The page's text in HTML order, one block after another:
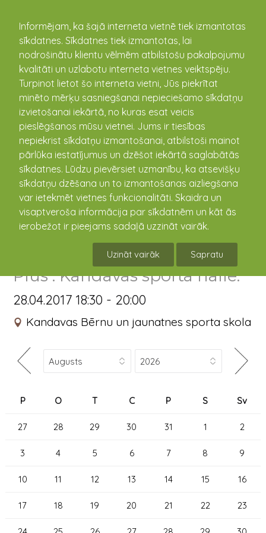
Informējam, ka šajā interneta vietnē tiek izmantotas
sīkdatnes. Sīkdatnes tiek izmantotas, lai
nodrošinātu klientu vēlmēm atbilstošu pakalpojumu
kvalitāti un uzlabotu interneta vietnes veiktspēju.
Turpinot lietot šo interneta vietni, Jūs piekrītat
minēto mērķu sasniegšanai nepieciešamo sīkdatņu
izvietošanai iekārtā, no kuras esat veicis
pieslēgšanos mūsu vietnei. Jums ir tiesības
nepiekrist sīkdatņu izmantošanai, atbilstoši mainot
pārlūka iestatījumus un dzēšot iekārtā saglabātās
sīkdatnes. Lūdzu pievērsiet uzmanību, ka atsevišķu
sīkdatņu dzēšana un to izmantošanas aizliegšana
var ietekmēt vietnes funkcionalitāti. Skaidra un
visaptveroša informācija par sīkdatnēm un kāt ās
ierobežot ir pieejams sadaļā uzzināt vairāk.
Uzināt vairāk Sapratu
kandava.lv
PASĀKUMU
KALENDĀRS
Kandavas novada
čempionāta spēle basketbolā
par 3.vietu , BJSS 99 - RGR
Plus . Kandavas sporta hallē.
28.04.2017 18:30 - 20:00
Kandavas Bērnu un jaunatnes sporta skola
P O T C P S Sv
27 28 29 30 31 1 2
3 4 5 6 7 8 9
10 11 12 13 14 15 16
17 18 19 20 21 22 23